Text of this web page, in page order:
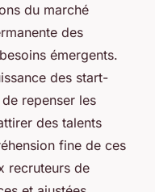
du marché
des
émergents.
des start-
repenser les
des talents
fine de ces
recruteurs de